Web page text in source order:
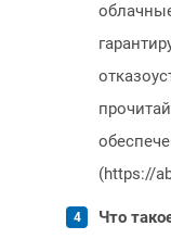
(https://
Что